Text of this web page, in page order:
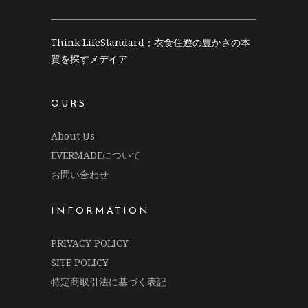
Think LifeStandard；衣食住遊の豊かさの本
質を探すメデイア
OURS
About Us
EVERMADEについて
お問い合わせ
INFORMATION
PRIVACY POLICY
SITE POLICY
特定商取引法に基づく表記